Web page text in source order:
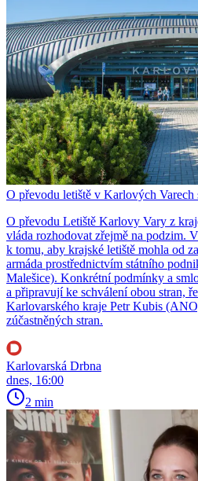
O převodu letiště v Karlových Varech
O převodu Letiště Karlovy Vary z
vláda rozhodovat zřejmě na podzim.
k tomu, aby krajské letiště mohla od
armáda prostřednictvím státního
Malešice). Konkrétní podmínky a
a připravují ke schválení obou stran,
Karlovarského kraje Petr Kubis
zúčastněných stran.
Karlovarská Drbna
dnes, 16:00
2 min